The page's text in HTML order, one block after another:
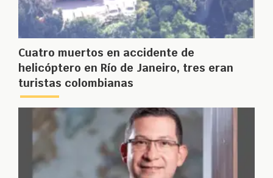
Cuatro muertos en accidente de
helicóptero en Río de Janeiro, tres eran
turistas colombianas